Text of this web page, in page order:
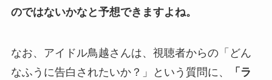
のではないかなと予想できますよね。
なお、アイドル鳥越さんは、視聴者からの「どん
なふうに告白されたいか？」という質問に、
「ラ